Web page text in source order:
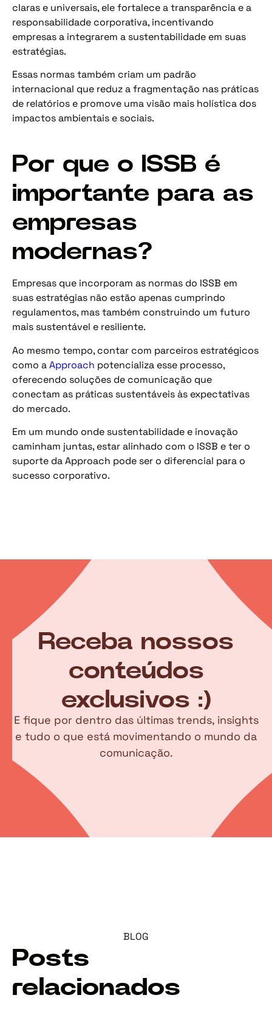
claras e universais, ele fortalece a transparência e a
responsabilidade corporativa, incentivando
empresas a integrarem a sustentabilidade em suas
estratégias.
Essas normas também criam um padrão
internacional que reduz a fragmentação nas práticas
de relatórios e promove uma visão mais holística dos
impactos ambientais e sociais.
Por que o ISSB é
importante para as
empresas
modernas?
Empresas que incorporam as normas do ISSB em
suas estratégias não estão apenas cumprindo
regulamentos, mas também construindo um futuro
mais sustentável e resiliente.
Ao mesmo tempo, contar com parceiros estratégicos
como aApproach potencializa esse processo,
oferecendo soluções de comunicação que
conectam as práticas sustentáveis às expectativas
do mercado.
Em um mundo onde sustentabilidade e inovação
caminham juntas, estar alinhado com o ISSB e ter o
suporte da Approach pode ser o diferencial para o
sucesso corporativo.
Receba nossos
conteúdos
exclusivos :)
E fique por dentro das últimas trends, insights
e tudo o que está movimentando o mundo da
comunicação.
BLOG
Posts
relacionados